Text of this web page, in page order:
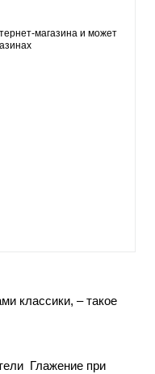
магазина и может
классики, – такое
Глажение при